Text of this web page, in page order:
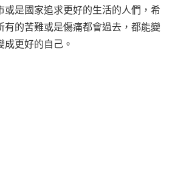
或是國家追求更好的生活的人們，希
有的苦難或是傷痛都會過去，都能變
成更好的自己。